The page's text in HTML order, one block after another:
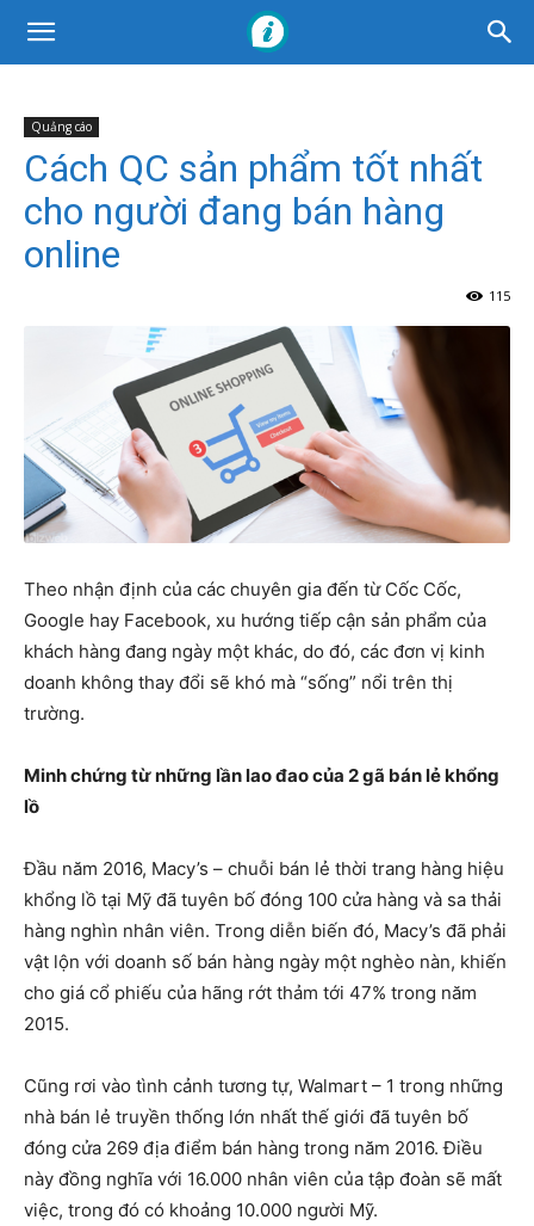
Quảng cáo
Cách QC sản phẩm tốt nhất
cho người đang bán hàng
online
115
Theo nhận định của các chuyên gia đến từ Cốc Cốc,
Google hay Facebook, xu hướng tiếp cận sản phẩm của
khách hàng đang ngày một khác, do đó, các đơn vị kinh
doanh không thay đổi sẽ khó mà “sống” nổi trên thị
trường.
Minh chứng từ những lần lao đao của 2 gã bán lẻ khổng
lồ
Đầu năm 2016, Macy’s – chuỗi bán lẻ thời trang hàng hiệu
khổng lồ tại Mỹ đã tuyên bố đóng 100 cửa hàng và sa thải
hàng nghìn nhân viên. Trong diễn biến đó, Macy’s đã phải
vật lộn với doanh số bán hàng ngày một nghèo nàn, khiến
cho giá cổ phiếu của hãng rớt thảm tới 47% trong năm
2015.
Cũng rơi vào tình cảnh tương tự, Walmart – 1 trong những
nhà bán lẻ truyền thống lớn nhất thế giới đã tuyên bố
đóng cửa 269 địa điểm bán hàng trong năm 2016. Điều
này đồng nghĩa với 16.000 nhân viên của tập đoàn sẽ mất
việc, trong đó có khoảng 10.000 người Mỹ.